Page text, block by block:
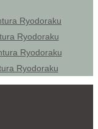
Ryodoraku
Ryodoraku
Ryodoraku
Ryodoraku